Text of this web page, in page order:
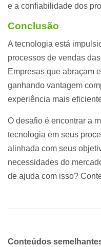
e a confiabilidade dos
Conclusão
A tecnologia está
processos de vendas
Empresas que abraçam
ganhando vantagem
experiência mais
O desafio é encontrar a
tecnologia em seus
alinhada com seus
necessidades do
de ajuda com isso?
Conteúdos